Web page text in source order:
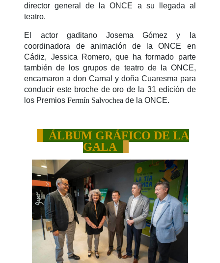
director general de la ONCE a su llegada al
teatro.
El actor gaditano Josema Gómez y la
coordinadora de animación de la ONCE en
Cádiz, Jessica Romero, que ha formado parte
también de los grupos de teatro de la ONCE,
encarnaron a don Carnal y doña Cuaresma para
conducir este broche de oro de la 31 edición de
los PremiosFermín Salvochea de la ONCE.
ÁLBUM GRÁFICO DE LA
GALA